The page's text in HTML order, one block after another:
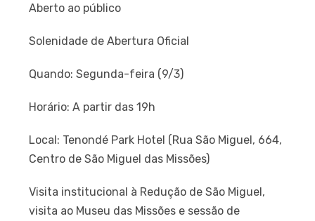
Aberto ao público
Solenidade de Abertura Oficial
Quando: Segunda-feira (9/3)
Horário: A partir das 19h
Local: Tenondé Park Hotel (Rua São Miguel, 664,
Centro de São Miguel das Missões)
Visita institucional à Redução de São Miguel,
visita ao Museu das Missões e sessão de